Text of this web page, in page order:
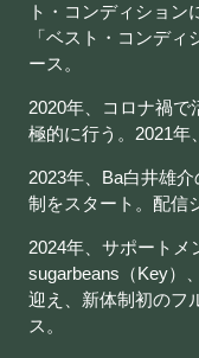
ト・コンディション
「ベスト・コンデ
ース。
2020年、コロナ禍
極的に行う。2021年
2023年、Ba白井雄
制をスタート。配信
2024年、サポートメ
sugarbeans（Key）
迎え、新体制初のフ
ス。